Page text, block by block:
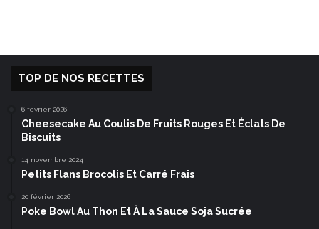
TOP DE NOS RECETTES
6 février 2026
Cheesecake Au Coulis De Fruits Rouges Et Éclats De
Biscuits
14 novembre 2024
Petits Flans Brocolis Et Carré Frais
20 février 2026
Poke Bowl Au Thon Et À La Sauce Soja Sucrée